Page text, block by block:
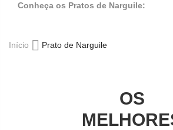
Conheça os Pratos de Narguile:
Início Prato de Narguile
OS